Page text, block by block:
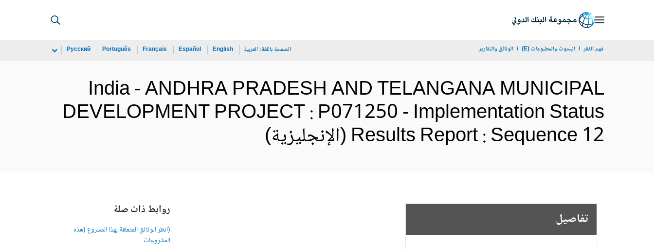
فهم الفقر البحوث والمطبوعات (E) الوثائق والتقارير الصفحة باللغة: العربية English
Español
Français
Português
Русский
India - ANDHRA PRADESH AND TELANGANA MUNICIPAL
DEVELOPMENT PROJECT : P071250 - Implementation Status
Results Report : Sequence 12 (الإنجليزية)
تفاصيل روابط ذات صلة
(انظر الوثائق المتعلقة بهذا المشروع (هذه
المشروعات